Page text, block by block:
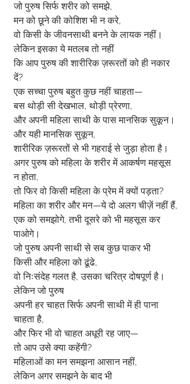
जो पुरुष सिर्फ शरीर को समझे,
मन को छूने की कोशिश भी न करे,
वो किसी के जीवनसाथी बनने के लायक नहीं।
लेकिन इसका ये मतलब तो नहीं
कि आप पुरुष की शारीरिक ज़रूरतों को ही नकार
दें?
एक सच्चा पुरुष बहुत कुछ नहीं चाहता—
बस थोड़ी सी देखभाल, थोड़ी प्रेरणा,
और अपनी महिला साथी के पास मानसिक सुकून।
और यही मानसिक सुकून,
शारीरिक ज़रूरतों से भी गहराई से जुड़ा होता है।
अगर पुरुष को महिला के शरीर में आकर्षण महसूस
न होता,
तो फिर वो किसी महिला के प्रेम में क्यों पड़ता?
महिला का शरीर और मन—ये दो अलग चीज़ें नहीं हैं,
एक को समझोगे, तभी दूसरे को भी महसूस कर
पाओगे।
जो पुरुष अपनी साथी से सब कुछ पाकर भी
किसी और महिला को ढूंढे,
वो निःसंदेह गलत है, उसका चरित्र दोषपूर्ण है।
लेकिन जो पुरुष
अपनी हर चाहत सिर्फ अपनी साथी में ही पाना
चाहता है,
और फिर भी वो चाहत अधूरी रह जाए—
तो आप उसे क्या कहेंगी?
महिलाओं का मन समझना आसान नहीं,
लेकिन अगर समझने के बाद भी